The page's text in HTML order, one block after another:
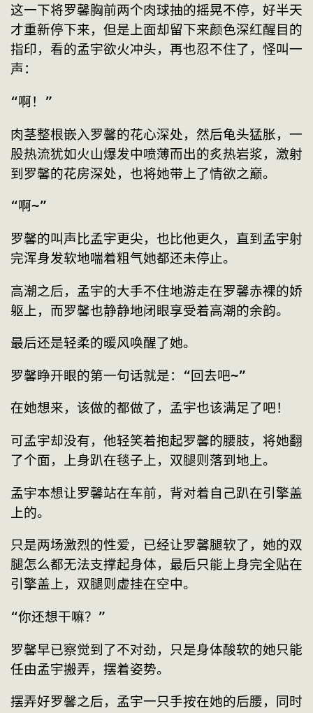
这一下将罗馨胸前两个肉球抽的摇晃不停，好半天
才重新停下来，但是上面却留下来颜色深红醒目的
指印，看的孟宇欲火冲头，再也忍不住了，怪叫一
声：
“啊！”
肉茎整根嵌入罗馨的花心深处，然后龟头猛胀，一
股热流犹如火山爆发中喷薄而出的炙热岩浆，激射
到罗馨的花房深处，也将她带上了情欲之巅。
“啊~”
罗馨的叫声比孟宇更尖，也比他更久，直到孟宇射
完浑身发软地喘着粗气她都还未停止。
高潮之后，孟宇的大手不住地游走在罗馨赤裸的娇
躯上，而罗馨也静静地闭眼享受着高潮的余韵。
最后还是轻柔的暖风唤醒了她。
罗馨睁开眼的第一句话就是：“回去吧~”
在她想来，该做的都做了，孟宇也该满足了吧！
可孟宇却没有，他轻笑着抱起罗馨的腰肢，将她翻
了个面，上身趴在毯子上，双腿则落到地上。
孟宇本想让罗馨站在车前，背对着自己趴在引擎盖
上的。
只是两场激烈的性爱，已经让罗馨腿软了，她的双
腿怎么都无法支撑起身体，最后只能上身完全贴在
引擎盖上，双腿则虚挂在空中。
“你还想干嘛？”
罗馨早已察觉到了不对劲，只是身体酸软的她只能
任由孟宇搬弄，摆着姿势。
摆弄好罗馨之后，孟宇一只手按在她的后腰，同时